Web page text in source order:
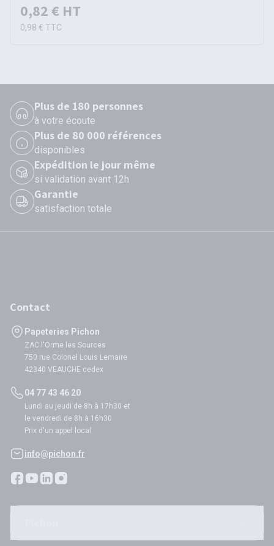
0,82 € HT
0,98 € TTC
Plus de 180 personnes
à votre écoute
Plus de 80 000 références
disponibles
Expédition le jour même
si validation avant 12h
Garantie
satisfaction totale
Contact
Papeteries Pichon
ZAC l'Orme les Sources
750 rue Colonel Louis Lemaire
42340 VEAUCHE cedex
04 77 43 46 20
Lundi au jeudi de 8h à 17h30 et
le vendredi de 8h à 16h30
Prix d'un appel local
info@pichon.fr